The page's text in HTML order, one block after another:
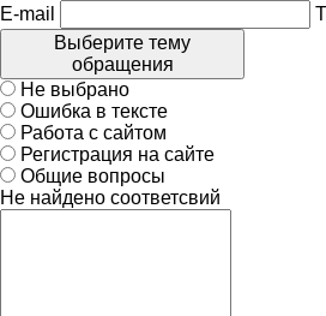
E-mail
Выберите тему
обращения
Не выбрано
Ошибка в тексте
Работа с сайтом
Регистрация на сайте
Общие вопросы
Не найдено соответсвий